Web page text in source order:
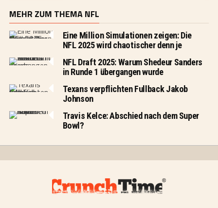
MEHR ZUM THEMA NFL
Eine Million Simulationen zeigen: Die
NFL 2025 wird chaotischer denn je
NFL Draft 2025: Warum Shedeur Sanders
in Runde 1 übergangen wurde
Texans verpflichten Fullback Jakob
Johnson
Travis Kelce: Abschied nach dem Super
Bowl?